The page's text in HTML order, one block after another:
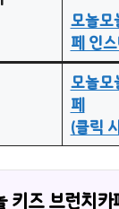
모놀모
페 인
모놀모
페
(클릭
키즈 브런치카